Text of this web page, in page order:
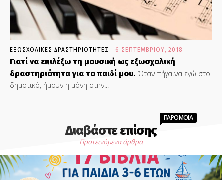
ΕΞΩΣΧΟΛΙΚΕΣ ΔΡΑΣΤΗΡΙΟΤΗΤΕΣ 6 ΣΕΠΤΕΜΒΡΊΟΥ, 2018
Γιατί να επιλέξω τη μουσική ως εξωσχολική
δραστηριότητα για το παιδί μου. Όταν πήγαινα εγώ στο
δημοτικό, ήμουν η μόνη στην...
Διαβάστε επίσης
ΠΑΡΟΜΟΙΑ
Προτεινόμενα άρθρα